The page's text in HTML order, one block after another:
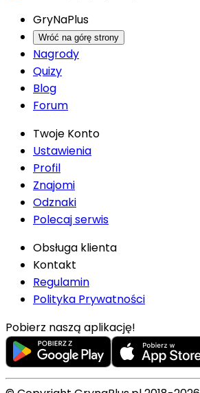
GryNaPlus
Wróć na górę strony
Nagrody
Quizy
Blog
Forum
Twoje Konto
Ustawienia
Profil
Znajomi
Odznaki
Polecaj serwis
Obsługa klienta
Kontakt
Regulamin
Polityka Prywatności
Pobierz naszą aplikację!